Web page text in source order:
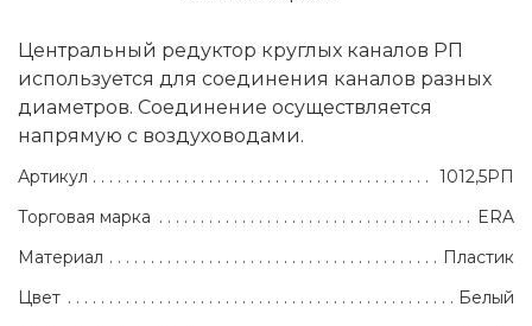
Центральный редуктор круглых каналов РП
используется для соединения каналов разных
диаметров. Соединение осуществляется
напрямую с воздуховодами.
Артикул
1012,5РП
Торговая марка
ERA
Материал
Пластик
Цвет
Белый